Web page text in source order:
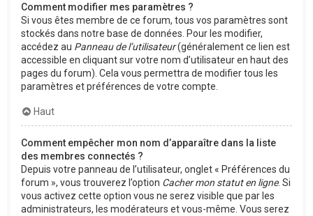
Comment modifier mes paramètres ?
Si vous êtes membre de ce forum, tous vos paramètres sont
stockés dans notre base de données. Pour les modifier,
accédez au Panneau de l’utilisateur(généralement ce lien est
accessible en cliquant sur votre nom d’utilisateur en haut des
pages du forum). Cela vous permettra de modifier tous les
paramètres et préférences de votre compte.
Haut
Comment empêcher mon nom d’apparaître dans la liste
des membres connectés ?
Depuis votre panneau de l’utilisateur, onglet « Préférences du
forum », vous trouverez l’option Cacher mon statut en ligne. Si
vous activez cette option vous ne serez visible que par les
administrateurs, les modérateurs et vous-même. Vous serez